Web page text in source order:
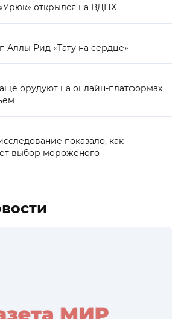
открылся на ВДНХ
Аллы Рид «Тату на сердце»
орудуют на онлайн-платформах
показало, как
выбор мороженого